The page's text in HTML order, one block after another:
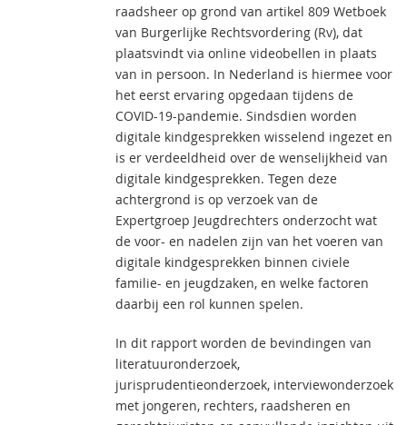
raadsheer op grond van artikel 809 Wetboek
van Burgerlijke Rechtsvordering (Rv), dat
plaatsvindt via online videobellen in plaats
van in persoon. In Nederland is hiermee voor
het eerst ervaring opgedaan tijdens de
COVID-19-pandemie. Sindsdien worden
digitale kindgesprekken wisselend ingezet en
is er verdeeldheid over de wenselijkheid van
digitale kindgesprekken. Tegen deze
achtergrond is op verzoek van de
Expertgroep Jeugdrechters onderzocht wat
de voor- en nadelen zijn van het voeren van
digitale kindgesprekken binnen civiele
familie- en jeugdzaken, en welke factoren
daarbij een rol kunnen spelen.
In dit rapport worden de bevindingen van
literatuuronderzoek,
jurisprudentieonderzoek, interviewonderzoek
met jongeren, rechters, raadsheren en